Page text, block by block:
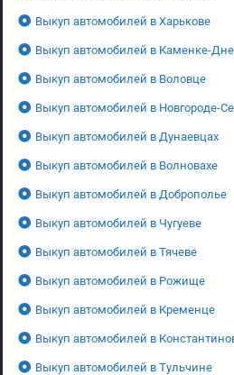
Выкуп автомобилей в Харькове
Выкуп автомобилей в Каменке-
Выкуп автомобилей в Воловце
Выкуп автомобилей в Новгороде-
Выкуп автомобилей в Дунаевцах
Выкуп автомобилей в Волновахе
Выкуп автомобилей в Доброполье
Выкуп автомобилей в Чугуеве
Выкуп автомобилей в Тячеве
Выкуп автомобилей в Рожище
Выкуп автомобилей в Кременце
Выкуп автомобилей в
Выкуп автомобилей в Тульчине